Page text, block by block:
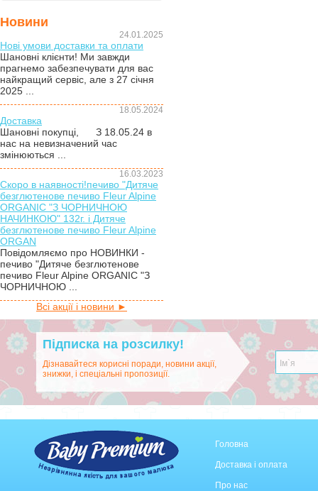
Новини
24.01.2025
Нові умови доставки та оплати
Шановні клієнти! Ми завжди
прагнемо забезпечувати для вас
найкращий сервіс, але з 27 січня
2025 ...
18.05.2024
Доставка
Шановні покупці, З 18.05.24 в
нас на невизначений час
змінюються ...
16.03.2023
Скоро в наявності!печиво "Дитяче
безглютенове печиво Fleur Alpine
ORGANIC "З ЧОРНИЧНОЮ
НАЧИНКОЮ" 132г. і Дитяче
безглютенове печиво Fleur Alpine
ORGAN
Повідомляємо про НОВИНКИ -
печиво "Дитяче безглютенове
печиво Fleur Alpine ORGANIC "З
ЧОРНИЧНОЮ ...
Всі акції і новини ►
Підписка на розсилку!
Дізнавайтеся корисні поради, новини акції,
знижки, і спеціальні пропозиції.
Головна
Доставка і оплата
Про нас